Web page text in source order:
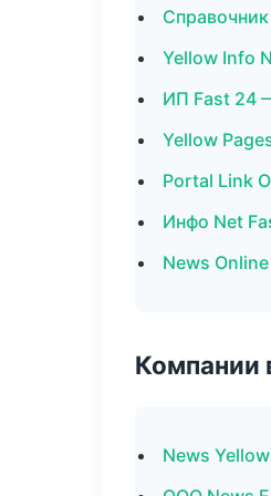
Yellow Info
ИП Fast 24
Yellow
Portal Link
Инфо Net
News
Компании
News